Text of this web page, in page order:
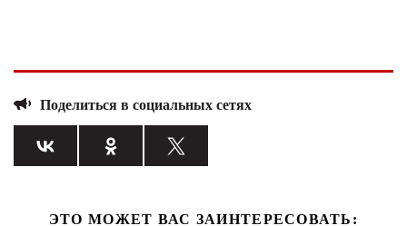
Поделиться в социальных сетях
ЭТО МОЖЕТ ВАС ЗАИНТЕРЕСОВАТЬ: